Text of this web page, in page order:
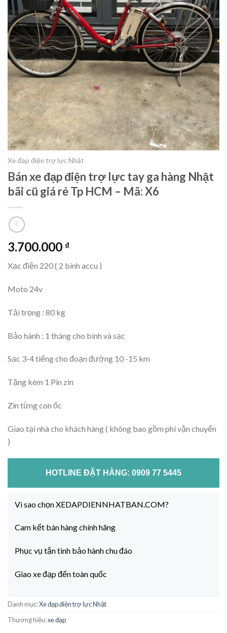
Xe đạp điện trợ lực Nhật
Bán xe đạp điện trợ lực tay ga hàng Nhật
bãi cũ giá rẻ Tp HCM – Mã: X6
3.700.000 ₫
Xạc điện 220 ( 2 bình accu )
Moto 24v
Tải trọng : 80 kg
Bảo hành : 1 tháng cho bình và sạc
Sạc 3-4 tiếng cho đoạn đường 10 -15 km
Tặng kèm 1 Pin zin
Zin từng con ốc
Giao tại nhà cho khách hàng ( không bao gồm phí vận chuyển
)
HOTLINE ĐẶT HÀNG: 0909 77 5445
Vì sao chọn XEDAPDIENNHATBAN.COM?
Cam kết bán hàng chính hãng
Phục vụ tận tình bảo hành chu đáo
Giao xe đạp đến toàn quốc
Danh mục:Xe đạp điện trợ lực Nhật
Thương hiệu:xe đạp